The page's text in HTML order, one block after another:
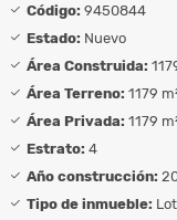
Código: 9450844
Estado: Nuevo
Área Construida:
Área Terreno: 1179
Área Privada: 1179
Estrato: 4
Año construcción:
Tipo de inmueble: